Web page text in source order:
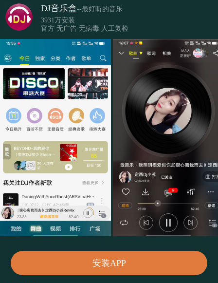
DJ音乐盒--最好听的音乐
3931万安装
官方 无广告 无病毒 人工复检
安装APP